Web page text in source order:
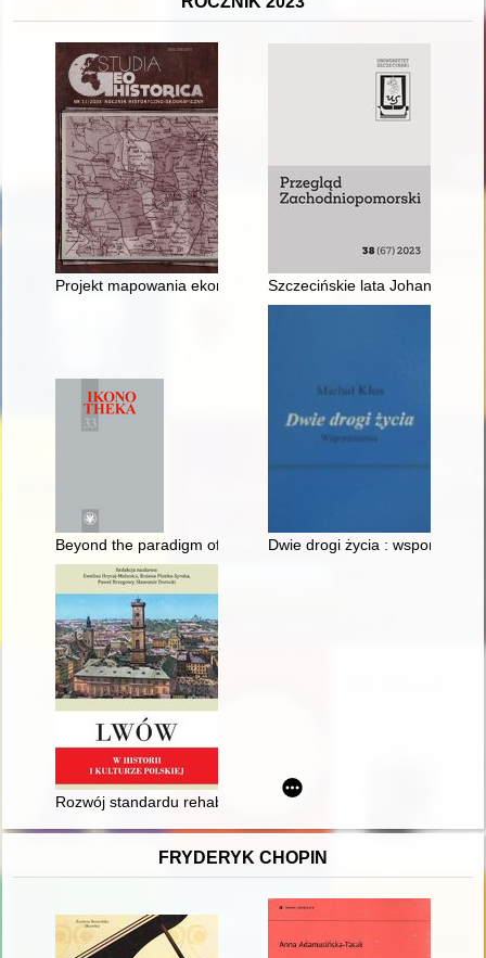
Projekt mapowania ekonomii królewskich w Wielkim
Szczecińskie lata Johanna
Beyond the paradigm of post-1989 feminist art history :
Dwie drogi życia : wspomnienia
Rozwój standardu rehabilitacji w ośrodku Lwowskim w okresie
FRYDERYK CHOPIN